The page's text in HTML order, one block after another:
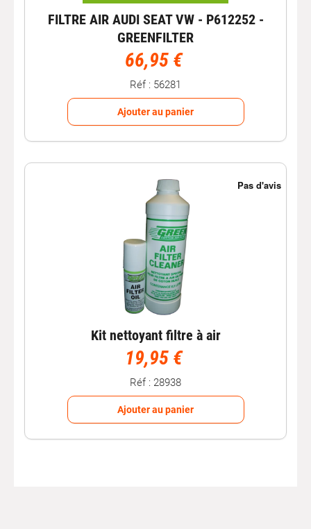
FILTRE AIR AUDI SEAT VW - P612252 -
GREENFILTER
66,95 €
Réf : 56281
Ajouter au panier
Kit nettoyant filtre à air
19,95 €
Réf : 28938
Ajouter au panier